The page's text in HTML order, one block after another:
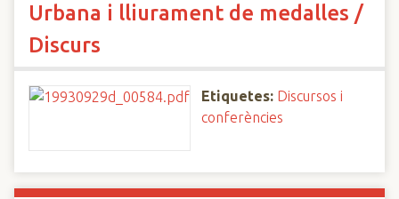
Urbana i lliurament de medalles /
Discurs
Etiquetes: Discursos i
conferències